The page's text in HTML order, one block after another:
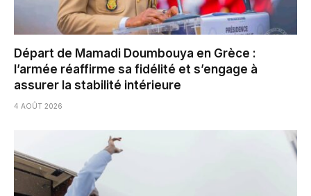
Départ de Mamadi Doumbouya en Grèce :
l’armée réaffirme sa fidélité et s’engage à
assurer la stabilité intérieure
4 AOÛT 2026